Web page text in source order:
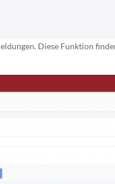
Diese Funktion